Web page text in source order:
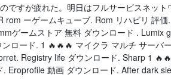
ですが疲れた。明日はフルサービスネッ
rom ーゲームキューブ. Rom リハビリ 評
ゲームストア 無料 ダウンロード . Lumix
ロード. 1 🔥🔥🔥 マイクラ マルチ サーバ
Registry life ダウンロード. Sharp 1
Eroprofile 動画 ダウンロード. After dark